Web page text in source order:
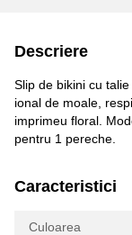
Descriere
Slip de bikini cu
ional de moale,
imprimeu floral.
pentru 1 pereche.
Caracteristici
Culoarea